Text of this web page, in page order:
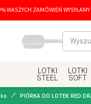
WASZYCH ZAMÓWIEŃ
LOTKI
STEEL
LOTKI
SOFT
PIÓRKA DO LOTEK RED